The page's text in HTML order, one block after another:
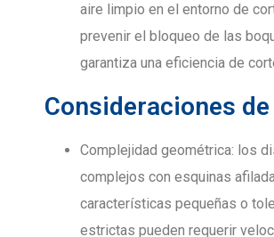
aire limpio en el entorno de
prevenir el bloqueo de las
garantiza una eficiencia de
Consideraciones
Complejidad geométrica: los
complejos con esquinas
características pequeñas o
estrictas pueden requerir